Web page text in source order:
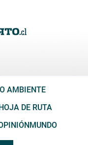
AMBIENTE
HOJA DE RUTA
MUNDO